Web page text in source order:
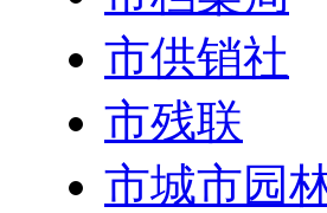
市供销社
市残联
市城市园